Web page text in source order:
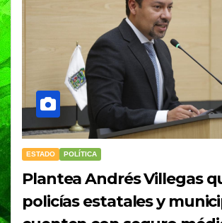
ESTADO POLÍTICA
Plantea Andrés Villegas
policías estatales y